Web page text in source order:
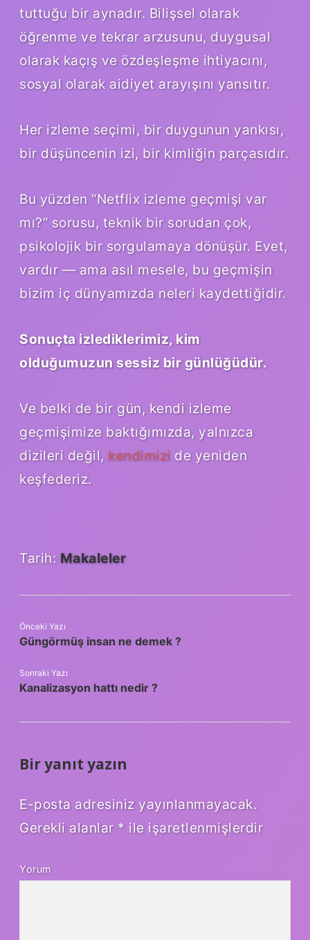
tuttuğu bir aynadır. Bilişsel olarak
öğrenme ve tekrar arzusunu, duygusal
olarak kaçış ve özdeşleşme ihtiyacını,
sosyal olarak aidiyet arayışını yansıtır.
Her izleme seçimi, bir duygunun yankısı,
bir düşüncenin izi, bir kimliğin parçasıdır.
Bu yüzden “Netflix izleme geçmişi var
mı?” sorusu, teknik bir sorudan çok,
psikolojik bir sorgulamaya dönüşür. Evet,
vardır — ama asıl mesele, bu geçmişin
bizim iç dünyamızda neleri kaydettiğidir.
Sonuçta izlediklerimiz, kim
olduğumuzun sessiz bir günlüğüdür.
Ve belki de bir gün, kendi izleme
geçmişimize baktığımızda, yalnızca
dizileri değil, kendimizi de yeniden
keşfederiz.
Tarih: Makaleler
Önceki Yazı
Güngörmüş insan ne demek ?
Sonraki Yazı
Kanalizasyon hattı nedir ?
Bir yanıt yazın
E-posta adresiniz yayınlanmayacak.
Gerekli alanlar * ile işaretlenmişlerdir
Yorum